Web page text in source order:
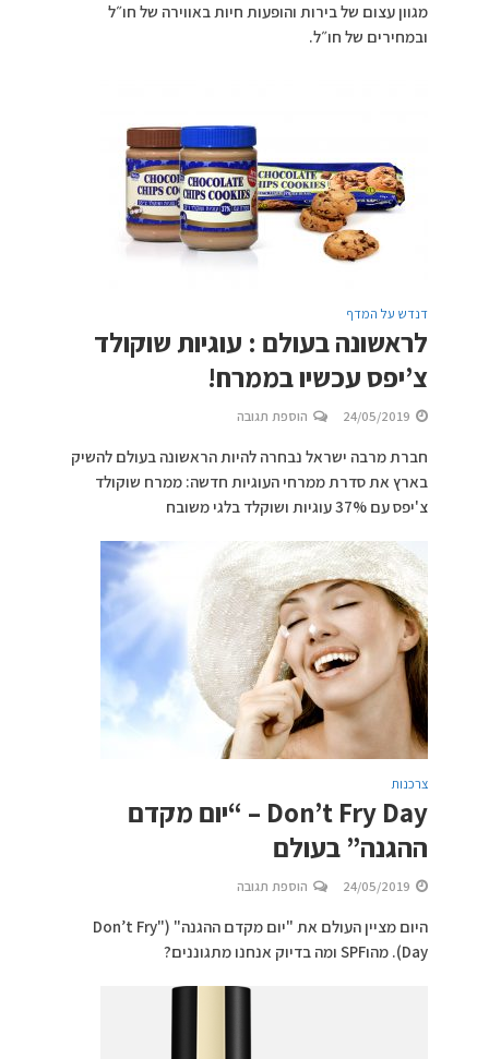
מגוון עצום של בירות והופעות חיות באווירה של חו״ל
ובמחירים של חו״ל.
דנדש על המדף
לראשונה בעולם : עוגיות שוקולד
צ’יפס עכשיו בממרח!
24/05/2019 הוספת תגובה
חברת מרבה ישראל נבחרה להיות הראשונה בעולם להשיק
בארץ את סדרת ממרחי העוגיות חדשה: ממרח שוקולד
צ'יפס עם 37% עוגיות ושוקלד בלגי משובח
צרכנות
Don’t Fry Day – “יום מקדם
ההגנה” בעולם
24/05/2019 הוספת תגובה
היום מציין העולם את "יום מקדם ההגנה" ("Don’t Fry
Day). מהוSPF ומה בדיוק אנחנו מתגוננים?